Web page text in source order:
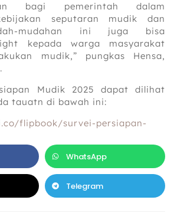
bagi pemerintah dalam
seputaran mudik dan
mudahan ini juga bisa
kepada warga masyarakat
mudik,” pungkas Hensa,
Mudik 2025 dapat dilihat
tauatn di bawah ini:
flipbook/survei-persiapan-
WhatsApp
Telegram